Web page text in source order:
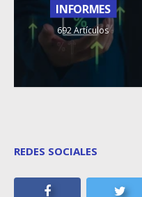
INFORMES
692 Artículos
REDES SOCIALES